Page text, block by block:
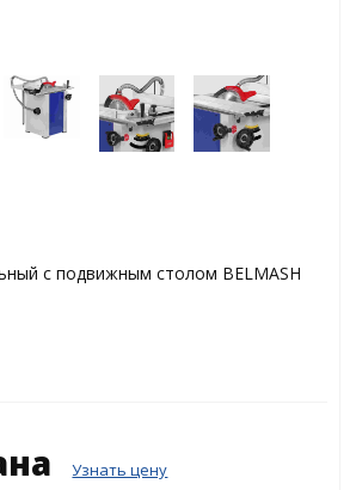
с подвижным столом BELMASH
Узнать цену